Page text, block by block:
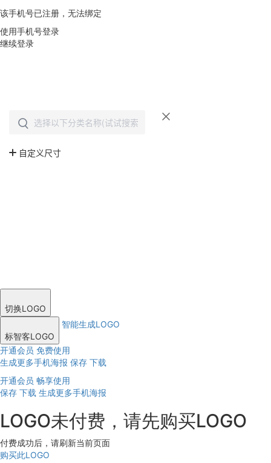
该手机号已注册，无法绑定
使用手机号登录
继续登录
切换LOGO
标智客LOGO
智能生成LOGO
开通会员 免费使用
生成更多手机海报 保存 下载
开通会员 畅享使用
保存 下载 生成更多手机海报
LOGO未付费，请先购买LOGO
付费成功后，请刷新当前页面
购买此LOGO